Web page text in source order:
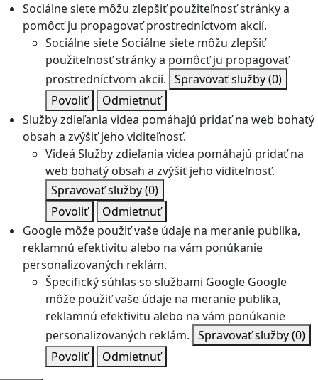
Sociálne siete môžu zlepšiť použiteľnosť stránky a
pomôcť ju propagovať prostredníctvom akcií.
Sociálne sieteSociálne siete môžu zlepšiť
použiteľnosť stránky a pomôcť ju propagovať
prostredníctvom akcií. Spravovať služby(0)
Povoliť
Odmietnuť
Služby zdieľania videa pomáhajú pridať na web bohatý
obsah a zvýšiť jeho viditeľnosť.
Videá Služby zdieľania videa pomáhajú pridať na
web bohatý obsah a zvýšiť jeho viditeľnosť.
Spravovať služby(0)
Povoliť
Odmietnuť
Google môže použiť vaše údaje na meranie publika,
reklamnú efektivitu alebo na vám ponúkanie
personalizovaných reklám.
Špecifický súhlas so službami Google Google
môže použiť vaše údaje na meranie publika,
reklamnú efektivitu alebo na vám ponúkanie
personalizovaných reklám. Spravovať služby(0)
Povoliť
Odmietnuť